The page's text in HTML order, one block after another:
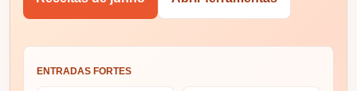
ENTRADAS FORTES